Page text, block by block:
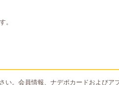
。
。会員情報、ナデポカードおよび